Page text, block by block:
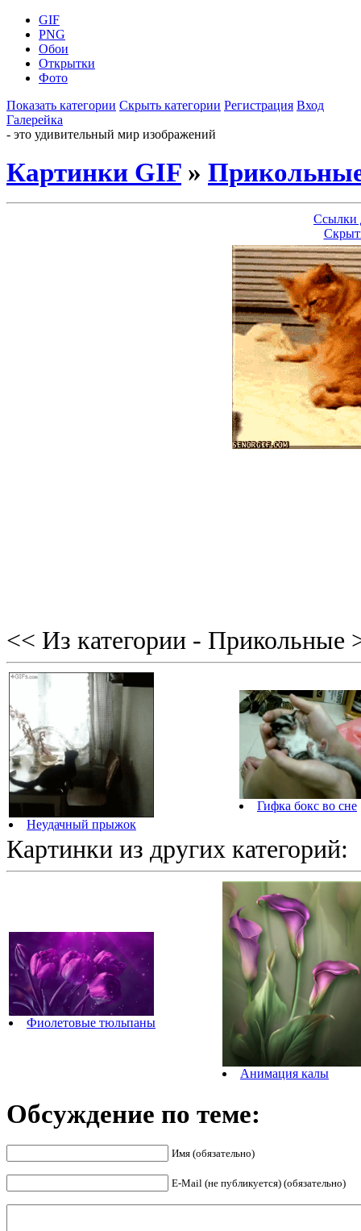
GIF
PNG
Обои
Открытки
Фото
Показать категории Скрыть категории Регистрация Вход
Галерейка
- это удивительный мир изображений
Картинки GIF »
Ссылки
<< Из категории - Прикольные
Неудачный прыжок
Гифка бокс во сне
Картинки из других категорий:
Фиолетовые тюльпаны
Анимация калы
Обсуждение по теме:
Имя (обязательно)
E-Mail (не публикуется) (обязательно)